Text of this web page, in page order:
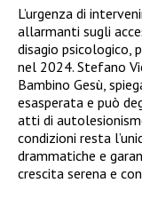
L’urgenza di
allarmanti sugli
disagio psicologico,
nel 2024. Stefano
Bambino Gesù,
esasperata e può
atti di
condizioni resta
drammatiche e
crescita serena e